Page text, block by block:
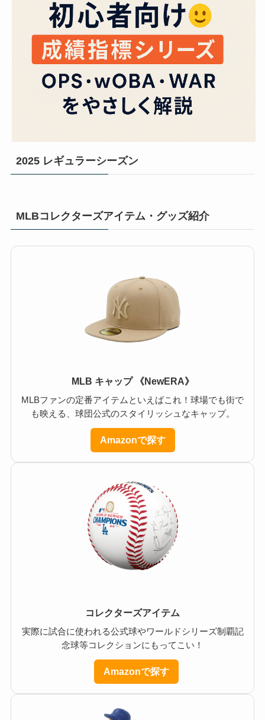
2025 レギュラーシーズン
MLBコレクターズアイテム・グッズ紹介
MLB キャップ 《NewERA》
MLBファンの定番アイテムといえばこれ！球場でも街で
も映える、球団公式のスタイリッシュなキャップ。
Amazonで探す
コレクターズアイテム
実際に試合に使われる公式球やワールドシリーズ制覇記
念球等コレクションにもってこい！
Amazonで探す